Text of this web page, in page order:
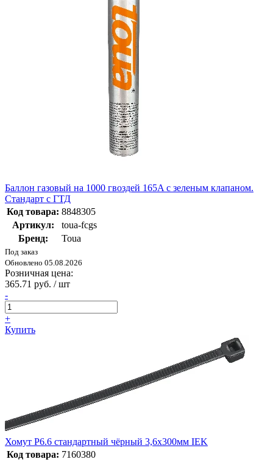
Баллон газовый на 1000 гвоздей 165A с зеленым клапаном.
Стандарт с ГТД
Код товара: 8848305
Артикул:
toua-fcgs
Бренд:
Toua
Под заказ
Обновлено 05.08.2026
Розничная цена:
365.71 руб. / шт
-
+
Купить
Хомут P6.6 стандартный чёрный 3,6х300мм IEK
Код товара: 7160380